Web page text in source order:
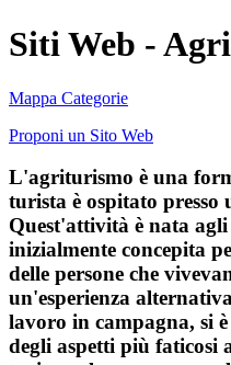
Siti Web -
Mappa Categorie
Proponi un Sito Web
L'agriturismo è una
turista è ospitato presso
Quest'attività è nata
inizialmente concepita
delle persone che
un'esperienza
lavoro in campagna, si
degli aspetti più faticosi